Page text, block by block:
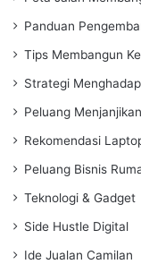
Panduan
Tips Membangun
Strategi
Peluang Menjanjikan
Rekomendasi
Peluang Bisnis
Teknologi & Gadget
Side Hustle Digital
Ide Jualan Camilan